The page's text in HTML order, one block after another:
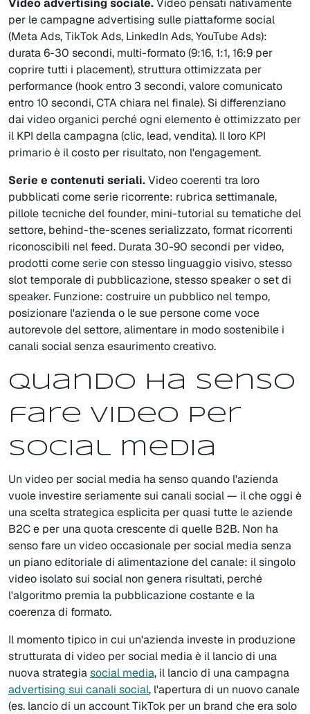
Video advertising sociale. Video pensati nativamente
per le campagne advertising sulle piattaforme social
(Meta Ads, TikTok Ads, LinkedIn Ads, YouTube Ads):
durata 6-30 secondi, multi-formato (9:16, 1:1, 16:9 per
coprire tutti i placement), struttura ottimizzata per
performance (hook entro 3 secondi, valore comunicato
entro 10 secondi, CTA chiara nel finale). Si differenziano
dai video organici perché ogni elemento è ottimizzato per
il KPI della campagna (clic, lead, vendita). Il loro KPI
primario è il costo per risultato, non l'engagement.
Serie e contenuti seriali.Video coerenti tra loro
pubblicati come serie ricorrente: rubrica settimanale,
pillole tecniche del founder, mini-tutorial su tematiche del
settore, behind-the-scenes serializzato, format ricorrenti
riconoscibili nel feed. Durata 30-90 secondi per video,
prodotti come serie con stesso linguaggio visivo, stesso
slot temporale di pubblicazione, stesso speaker o set di
speaker. Funzione: costruire un pubblico nel tempo,
posizionare l'azienda o le sue persone come voce
autorevole del settore, alimentare in modo sostenibile i
canali social senza esaurimento creativo.
Quando ha senso
fare video per
social media
Un video per social media ha senso quando l'azienda
vuole investire seriamente sui canali social — il che oggi è
una scelta strategica esplicita per quasi tutte le aziende
B2C e per una quota crescente di quelle B2B. Non ha
senso fare un video occasionale per social media senza
un piano editoriale di alimentazione del canale: il singolo
video isolato sui social non genera risultati, perché
l'algoritmo premia la pubblicazione costante e la
coerenza di formato.
Il momento tipico in cui un'azienda investe in produzione
strutturata di video per social media è il lancio di una
nuova strategiasocial media, il lancio di una campagna
advertising sui canali social, l'apertura di un nuovo canale
(es. lancio di un account TikTok per un brand che era solo